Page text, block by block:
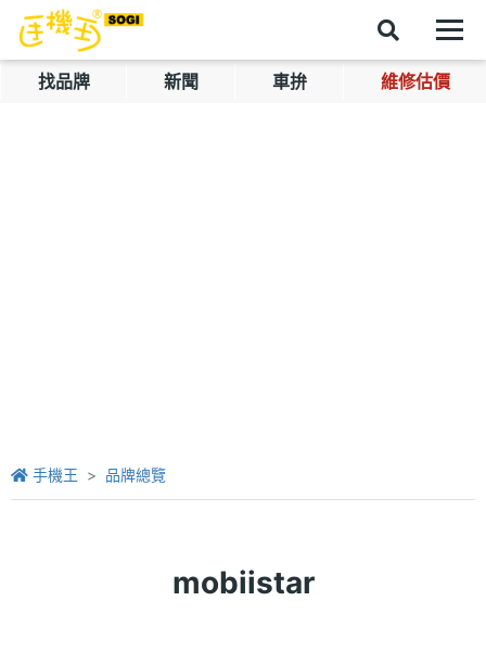
找品牌 新聞 車拚 維修估價
手機王 品牌總覽
mobiistar